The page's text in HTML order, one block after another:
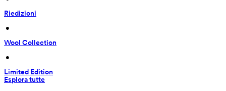
Riedizioni
•
Wool Collection
•
Limited Edition
Esplora tutte